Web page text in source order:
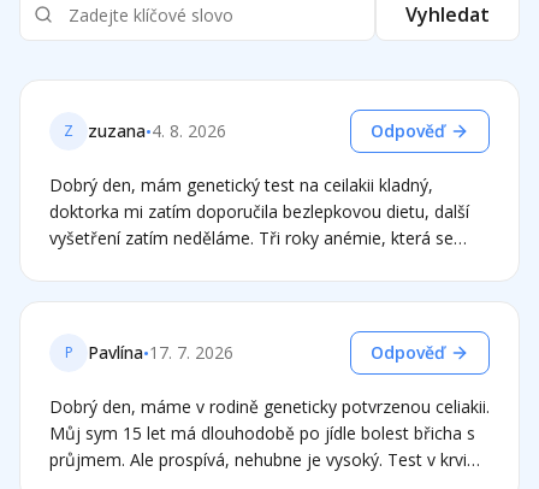
Vyhledat
Z zuzana•4. 8. 2026 Odpověď
Dobrý den, mám genetický test na ceilakii kladný,
doktorka mi zatím doporučila bezlepkovou dietu, další
vyšetření zatím neděláme. Tři roky anémie, která se
přípravku floradix železo je i vodný extrakt z kvasnic a
extrakt z pšeničných klíčků. Ten mi železo dobře zvedal,
přípravky z lékárny jsem snášela špatně. Myslíte, že
mohu měsíc floradix užívat, doplnit železo, a pak
pokračovat s přísnou dietou? A též jsem se chtěla
zeptat, když vynecháme biopsii, zda na potvrzení
P Pavlína•17. 7. 2026 Odpověď
Dobrý den, máme v rodině geneticky potvrzenou celiakii.
Můj sym 15 let má dlouhodobě po jídle bolest břicha s
průjmem. Ale prospívá, nehubne je vysoký. Test v krvi